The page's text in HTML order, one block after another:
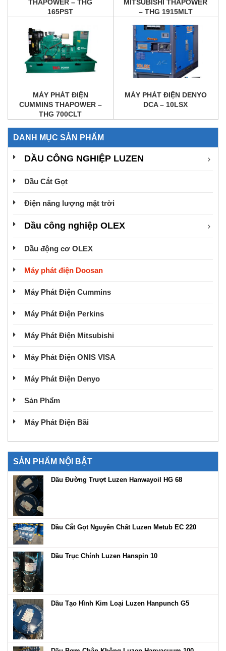
THAPOWER – THG
165PST
MITSUBISHI THAPOWER
– THG 1915MLT
MÁY PHÁT ĐIỆN
CUMMINS THAPOWER –
THG 700CLT
MÁY PHÁT ĐIỆN DENYO
DCA – 10LSX
DANH MỤC SẢN PHẨM
DẦU CÔNG NGHIỆP LUZEN
Dầu Cắt Gọt
Điện năng lượng mặt trời
Dầu công nghiệp OLEX
Dầu động cơ OLEX
Máy phát điện Doosan
Máy Phát Điện Cummins
Máy Phát Điện Perkins
Máy Phát Điện Mitsubishi
Máy Phát Điện ONIS VISA
Máy Phát Điện Denyo
Sản Phẩm
Máy Phát Điện Bãi
SẢN PHẨM NỘI BẬT
Dầu Đường Trượt Luzen Hanwayoil HG 68
Dầu Cắt Gọt Nguyên Chất Luzen Metub EC 220
Dầu Trục Chính Luzen Hanspin 10
Dầu Tạo Hình Kim Loại Luzen Hanpunch G5